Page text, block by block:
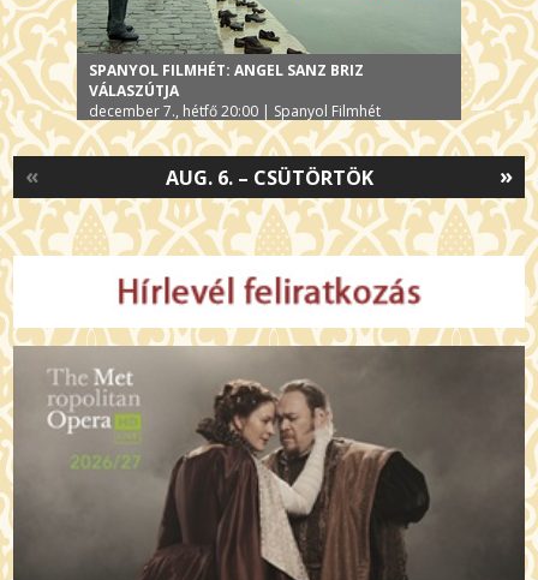
SPANYOL FILMHÉT: ANGEL SANZ BRIZ
VÁLASZÚTJA
december 7., hétfő 20:00 | Spanyol Filmhét
»
AUG. 6. – CSÜTÖRTÖK
«